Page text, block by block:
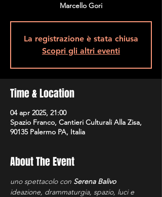
Marcello Gori
La registrazione è stata chiusa
Scopri gli altri eventi
Time & Location
04 apr 2025, 21:00
Spazio Franco, Cantieri Culturali Alla Zisa,
90135 Palermo PA, Italia
About The Event
uno spettacolo con Serena Balivo
ideazione, drammaturgia, spazio, luci e